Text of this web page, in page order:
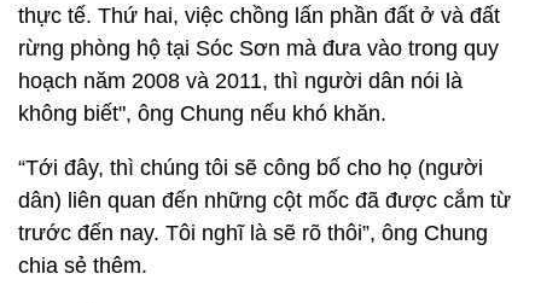
thực tế. Thứ hai, việc chồng lấn phần đất ở và đất
rừng phòng hộ tại Sóc Sơn mà đưa vào trong quy
hoạch năm 2008 và 2011, thì người dân nói là
không biết", ông Chung nếu khó khăn.
“Tới đây, thì chúng tôi sẽ công bố cho họ (người
dân) liên quan đến những cột mốc đã được cắm từ
trước đến nay. Tôi nghĩ là sẽ rõ thôi”, ông Chung
chia sẻ thêm.